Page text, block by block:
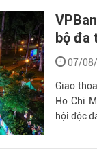
bộ đa
07/
Giao
Ho Chi
hội độc